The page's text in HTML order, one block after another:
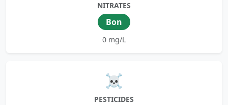
NITRATES
Bon
0 mg/L
☠️
PESTICIDES